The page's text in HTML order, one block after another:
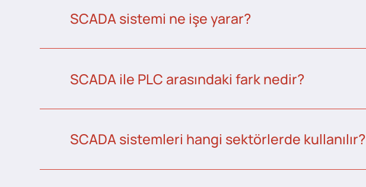
SCADA sistemi ne işe yarar?
SCADA ile PLC arasındaki fark nedir?
SCADA sistemleri hangi sektörlerde kullanılır?